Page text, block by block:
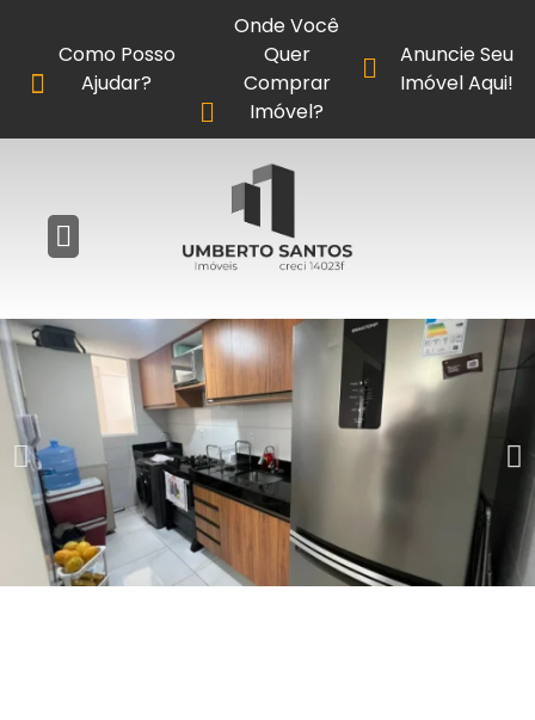
Anuncie Seu
Imóvel Aqui!
Como Posso
Ajudar?
Onde Você
Quer
Comprar
Imóvel?